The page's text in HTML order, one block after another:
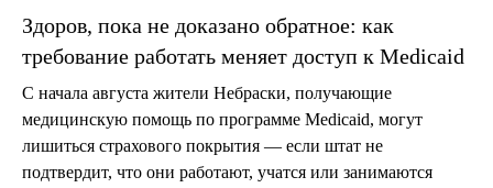
Здоров, пока не доказано обратное: как
требование работать меняет доступ к Medicaid
С начала августа жители Небраски, получающие
медицинскую помощь по программе Medicaid, могут
лишиться страхового покрытия — если штат не
подтвердит, что они работают, учатся или занимаются